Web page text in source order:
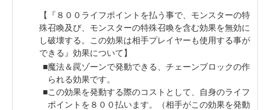
【『８００ライフポイントを払う事で、モンスターの特
殊召喚及び、モンスターの特殊召喚を含む効果を無効に
し破壊する。この効果は相手プレイヤーも使用する事が
できる』効果について】
魔法＆罠ゾーンで発動できる、チェーンブロックの作
られる効果です。
この効果を発動する際のコストとして、自身のライフ
ポイントを８００払います。（相手がこの効果を発動